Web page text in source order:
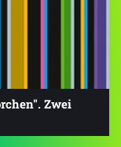
Zwei